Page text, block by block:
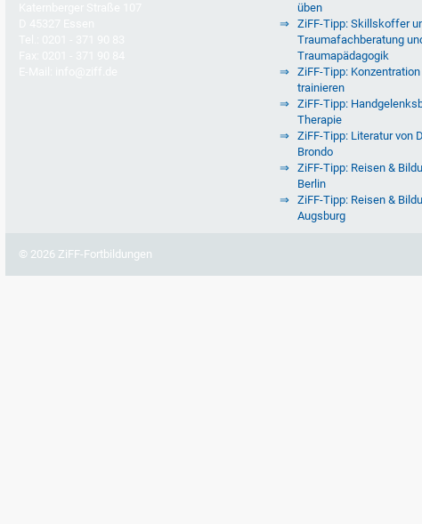
üben
ZiFF-Tipp: Skillskoffer
Traumafachberatung
Traumapädagogik
ZiFF-Tipp:
trainieren
ZiFF-Tipp:
Therapie
ZiFF-Tipp: Literatur von
Brondo
ZiFF-Tipp: Reisen &
Berlin
ZiFF-Tipp: Reisen &
Augsburg
© 2026 ZiFF-Fortbildungen